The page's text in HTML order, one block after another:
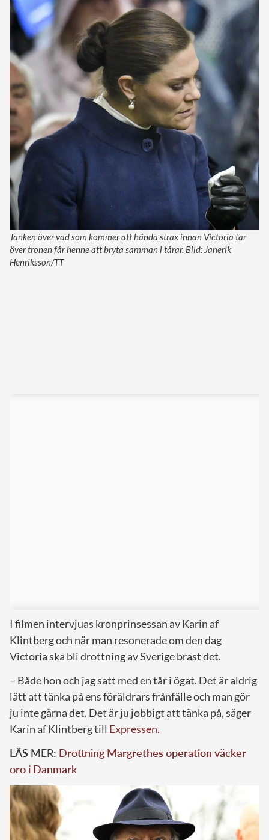
Tanken över vad som kommer att hända strax innan Victoria tar
över tronen får henne att bryta samman i tårar. Bild: Janerik
Henriksson/TT
I filmen intervjuas kronprinsessan av Karin af
Klintberg och när man resonerade om den dag
Victoria ska bli drottning av Sverige brast det.
– Både hon och jag satt med en tår i ögat. Det är aldrig
lätt att tänka på ens föräldrars frånfälle och man gör
ju inte gärna det. Det är ju jobbigt att tänka på, säger
Karin af Klintberg till Expressen.
LÄS MER: Drottning Margrethes operation väcker
oro i Danmark